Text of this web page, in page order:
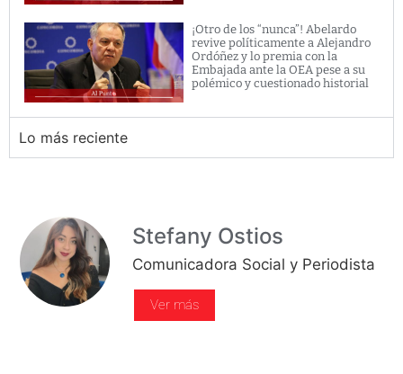
¡Otro de los “nunca”! Abelardo
revive políticamente a Alejandro
Ordóñez y lo premia con la
Embajada ante la OEA pese a su
polémico y cuestionado historial
Lo más reciente
Stefany Ostios
Comunicadora Social y Periodista
Ver más